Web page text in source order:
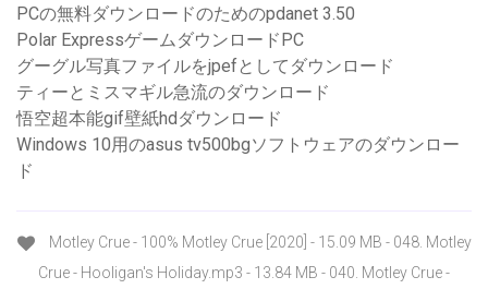
PCの無料ダウンロードのためのpdanet 3.50
Polar ExpressゲームダウンロードPC
グーグル写真ファイルをjpefとしてダウンロード
ティーとミスマギル急流のダウンロード
悟空超本能gif壁紙hdダウンロード
Windows 10用のasus tv500bgソフトウェアのダウンロー
ド
Motley Crue - 100% Motley Crue [2020] - 15.09 MB - 048. Motley
Crue - Hooligan's Holiday.mp3 - 13.84 MB - 040. Motley Crue -